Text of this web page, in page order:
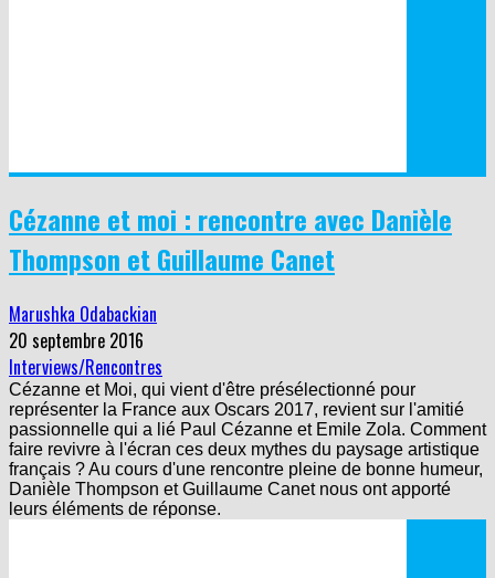
Cézanne et moi : rencontre avec Danièle
Thompson et Guillaume Canet
Marushka Odabackian
20 septembre 2016
Interviews/Rencontres
Cézanne et Moi, qui vient d'être présélectionné pour
représenter la France aux Oscars 2017, revient sur l'amitié
passionnelle qui a lié Paul Cézanne et Emile Zola. Comment
faire revivre à l'écran ces deux mythes du paysage artistique
français ? Au cours d'une rencontre pleine de bonne humeur,
Danièle Thompson et Guillaume Canet nous ont apporté
leurs éléments de réponse.